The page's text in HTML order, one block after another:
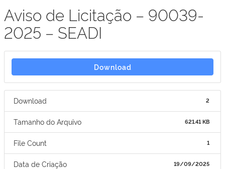
Aviso de Licitação – 90039-
2025 – SEADI
Download
Download 2
Tamanho do Arquivo 621.41 KB
File Count 1
Data de Criação 19/09/2025